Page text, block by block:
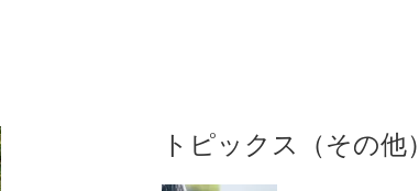
トピックス（その他）